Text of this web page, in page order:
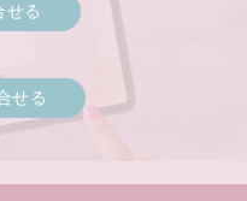
る
せる